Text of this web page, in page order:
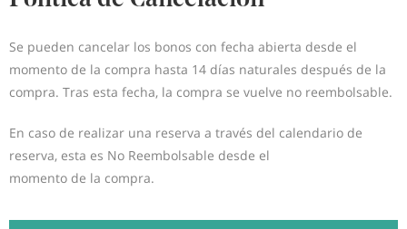
Se pueden cancelar los bonos con fecha abierta desde el
momento de la compra hasta 14 días naturales después de la
compra. Tras esta fecha, la compra se vuelve no reembolsable.
En caso de realizar una reserva a través del calendario de
reserva, esta es No Reembolsable desde el
momento de la compra.